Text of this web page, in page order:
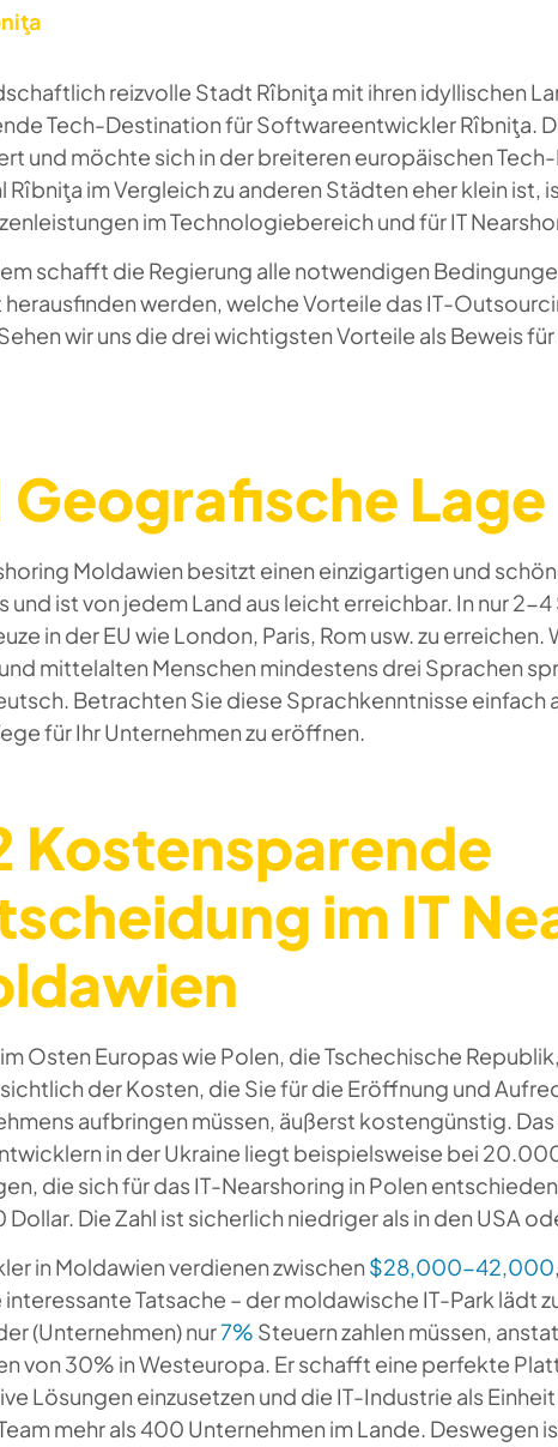
reizvolle Stadt Rîbniţa mit ihren idyllischen
Tech-Destination für Softwareentwickler Rîbniţa.
und möchte sich in der breiteren europäischen
Rîbniţa im Vergleich zu anderen Städten eher klein ist,
im Technologiebereich und für IT
schafft die Regierung alle notwendigen
herausfinden werden, welche Vorteile das IT-
wir uns die drei wichtigsten Vorteile als Beweis
Geografische Lage
Moldawien besitzt einen einzigartigen und
und ist von jedem Land aus leicht erreichbar. In nur 2-
in der EU wie London, Paris, Rom usw. zu
mittelalten Menschen mindestens drei Sprachen
Betrachten Sie diese Sprachkenntnisse einfach
für Ihr Unternehmen zu eröffnen.
Kostensparende
im IT
Osten Europas wie Polen, die Tschechische
der Kosten, die Sie für die Eröffnung und
aufbringen müssen, äußerst kostengünstig.
in der Ukraine liegt beispielsweise bei
die sich für das IT-Nearshoring in Polen
Die Zahl ist sicherlich niedriger als in den USA
in Moldawien verdienen zwischen $28,000-42,000
Tatsache – der moldawische IT-Park lädt
(Unternehmen) nur7% Steuern zahlen müssen,
von 30% in Westeuropa. Er schafft eine perfekte
Lösungen einzusetzen und die IT-Industrie als
mehr als 400 Unternehmen im Lande.